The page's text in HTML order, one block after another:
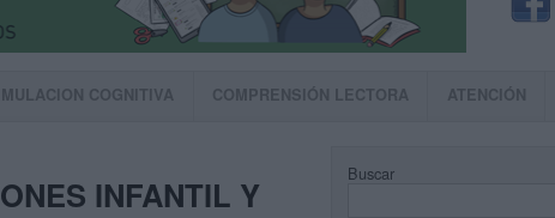
COGNITIVA COMPRENSIÓN LECTORA ATENCIÓN
INFANTIL Y
Buscar